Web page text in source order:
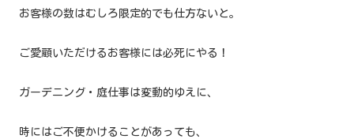
お客様の数はむしろ限定的でも仕方ないと。
ご愛顧いただけるお客様には必死にやる！
ガーデニング・庭仕事は変動的ゆえに、
時にはご不便かけることがあっても、